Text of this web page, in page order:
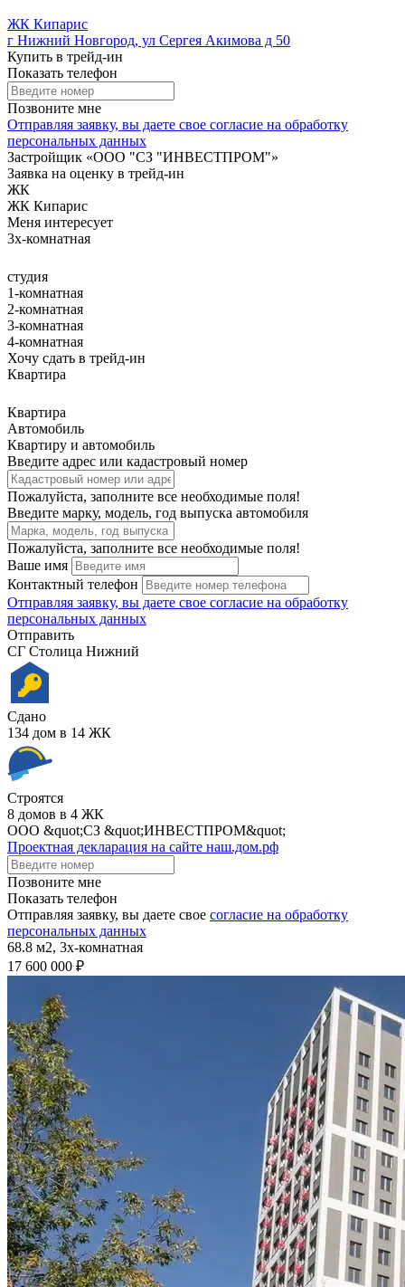
ЖК Кипарис
г Нижний Новгород, ул Сергея Акимова д 50
Купить в трейд-ин
Показать телефон
Позвоните мне
Отправляя заявку, вы даете свое согласие на обработку
персональных данных
Застройщик «ООО "СЗ "ИНВЕСТПРОМ"»
Заявка на оценку в трейд-ин
ЖК
ЖК Кипарис
Меня интересует
3x-комнатная
студия
1-комнатная
2-комнатная
3-комнатная
4-комнатная
Хочу сдать в трейд-ин
Квартира
Квартира
Автомобиль
Квартиру и автомобиль
Введите адрес или кадастровый номер
Пожалуйста, заполните все необходимые поля!
Введите марку, модель, год выпуска автомобиля
Пожалуйста, заполните все необходимые поля!
Ваше имя
Контактный телефон
Отправляя заявку, вы даете свое согласие на обработку
персональных данных
Отправить
СГ Столица Нижний
Сдано
134 дом в 14 ЖК
Строятся
8 домов в 4 ЖК
ООО &quot;СЗ &quot;ИНВЕСТПРОМ&quot;
Проектная декларация на сайте наш.дом.рф
Позвоните мне
Показать телефон
Отправляя заявку, вы даете свое согласие на обработку
персональных данных
68.8 м2, 3x-комнатная
17 600 000 ₽